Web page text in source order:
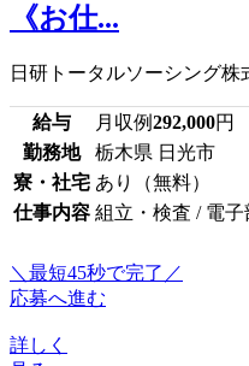
《お仕...
日研トータルソーシング株
給与 月収例292,000円
勤務地
栃木県 日光市
寮・社宅 あり（無料）
仕事内容 組立・検査 / 電子
＼最短45秒で完了／
応募へ進む
詳しく